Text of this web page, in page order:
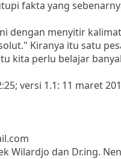
fakta yang
dengan menyitir
Kiranya itu satu
kita perlu belajar
versi 1.1: 11 maret
Wilardjo dan Dr.ing.